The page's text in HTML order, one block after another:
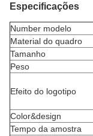
Especificações
Number modelo
Material do quadro
Tamanho
Peso
Efeito do logotipo
Color&design
Tempo da amostra